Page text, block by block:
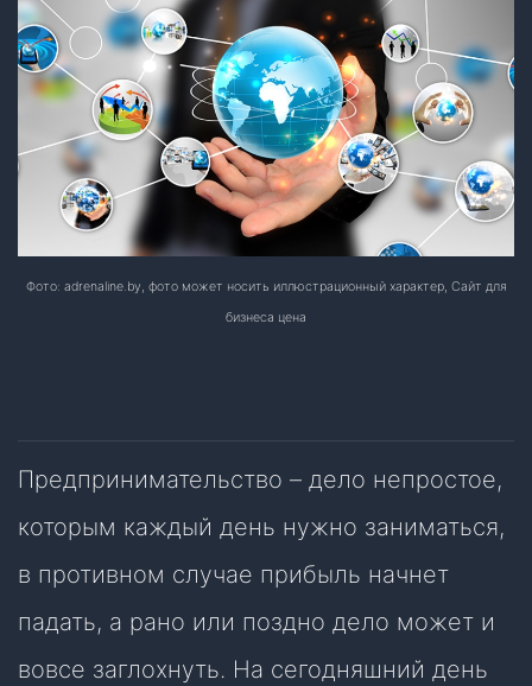
Фото: adrenaline.by, фото может носить иллюстрационный характер, Сайт для
бизнеса цена
Предпринимательство – дело непростое,
которым каждый день нужно заниматься,
в противном случае прибыль начнет
падать, а рано или поздно дело может и
вовсе заглохнуть. На сегодняшний день